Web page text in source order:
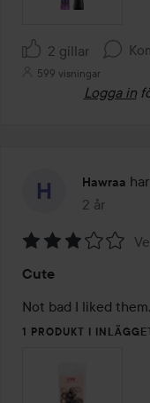
2 gillar
599 visningar
Logga in
Hawraa
2 år
Inlägget
3
av
5
Cute
Not bad I liked them.
1 PRODUKT I